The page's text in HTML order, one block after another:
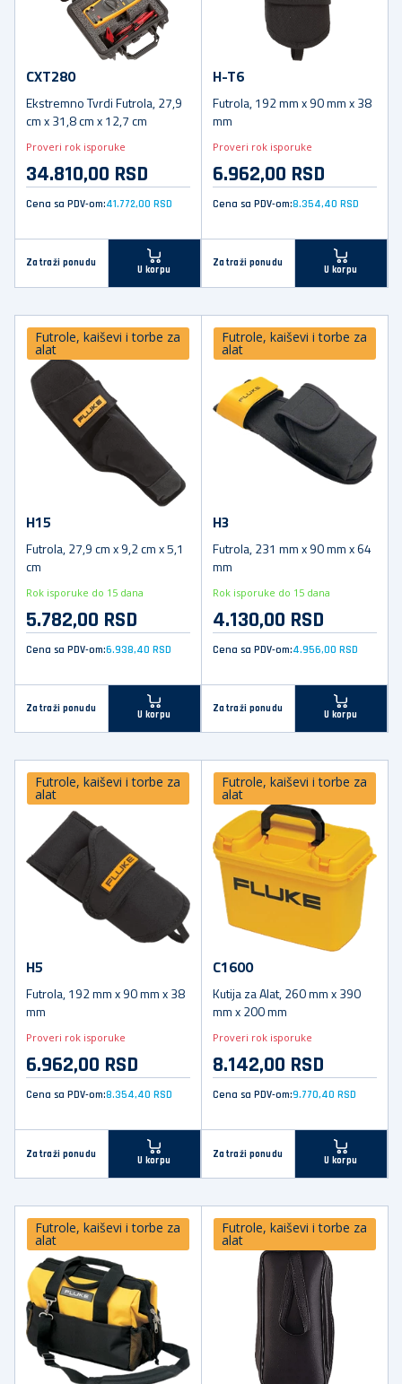
CXT280
Ekstremno Tvrdi Futrola, 27,9
cm x 31,8 cm x 12,7 cm
Proveri rok isporuke
34.810,00 RSD
Cena sa PDV-om:41.772,00 RSD
Zatraži ponudu
U korpu
H-T6
Futrola, 192 mm x 90 mm x 38
mm
Proveri rok isporuke
6.962,00 RSD
Cena sa PDV-om:8.354,40 RSD
Zatraži ponudu
U korpu
Futrole, kaiševi i torbe za
alat
H15
Futrola, 27,9 cm x 9,2 cm x 5,1
cm
Rok isporuke do 15 dana
5.782,00 RSD
Cena sa PDV-om:6.938,40 RSD
Zatraži ponudu
U korpu
Futrole, kaiševi i torbe za
alat
H3
Futrola, 231 mm x 90 mm x 64
mm
Rok isporuke do 15 dana
4.130,00 RSD
Cena sa PDV-om:4.956,00 RSD
Zatraži ponudu
U korpu
Futrole, kaiševi i torbe za
alat
H5
Futrola, 192 mm x 90 mm x 38
mm
Proveri rok isporuke
6.962,00 RSD
Cena sa PDV-om:8.354,40 RSD
Zatraži ponudu
U korpu
Futrole, kaiševi i torbe za
alat
C1600
Kutija za Alat, 260 mm x 390
mm x 200 mm
Proveri rok isporuke
8.142,00 RSD
Cena sa PDV-om:9.770,40 RSD
Zatraži ponudu
U korpu
Futrole, kaiševi i torbe za
alat
Futrole, kaiševi i torbe za
alat